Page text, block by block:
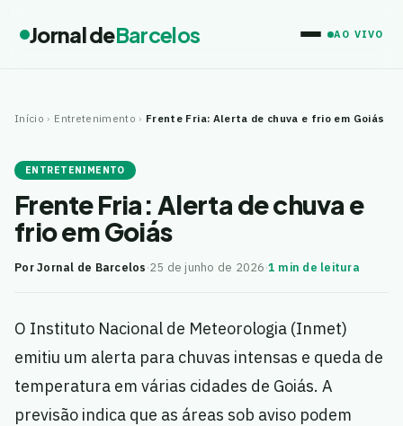
Jornal deBarcelos AO VIVO
Início › Entretenimento › Frente Fria: Alerta de chuva e frio em Goiás
ENTRETENIMENTO
Frente Fria: Alerta de chuva e
frio em Goiás
Por Jornal de Barcelos·25 de junho de 2026·1 min de leitura
O Instituto Nacional de Meteorologia (Inmet)
emitiu um alerta para chuvas intensas e queda de
temperatura em várias cidades de Goiás. A
previsão indica que as áreas sob aviso podem